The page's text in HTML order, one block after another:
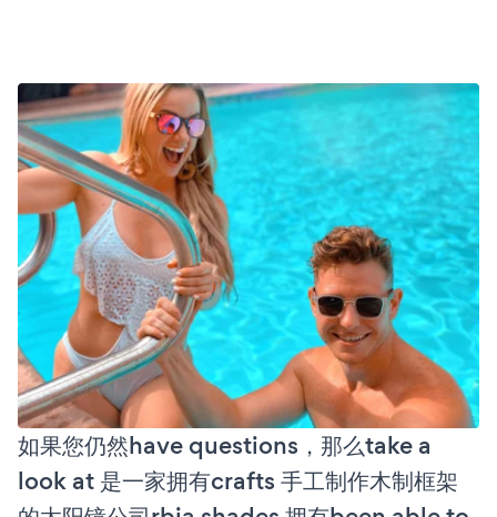
如果您仍然have questions，那么take a
look at 是一家拥有crafts 手工制作木制框架